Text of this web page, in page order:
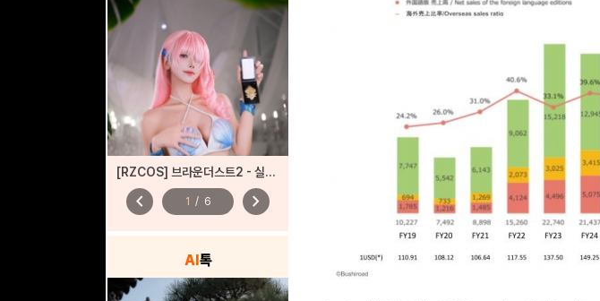
[RZCOS] 브라운더스트2 - 실비아 (Model. 나리땽)
chevron_left 1 / 6 chevron_right
AI톡